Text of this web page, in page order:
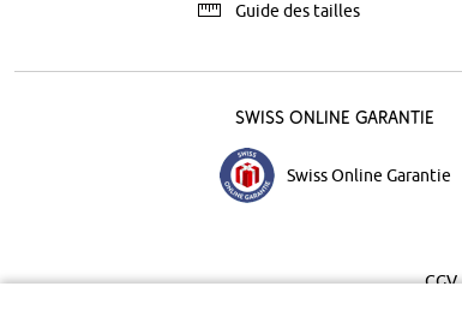
Guide des tailles
Swiss Online Garantie
Swiss Online Garantie
CGV